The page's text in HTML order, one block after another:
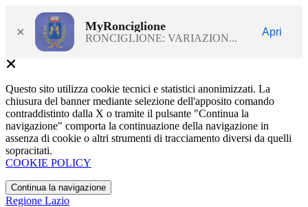
× MyRonciglione
RONCIGLIONE: VARIAZION...
Apri
Questo sito utilizza cookie tecnici e statistici anonimizzati. La
chiusura del banner mediante selezione dell'apposito comando
contraddistinto dalla X o tramite il pulsante "Continua la
navigazione" comporta la continuazione della navigazione in
assenza di cookie o altri strumenti di tracciamento diversi da quelli
sopracitati.
COOKIE POLICY
Continua la navigazione
Regione Lazio